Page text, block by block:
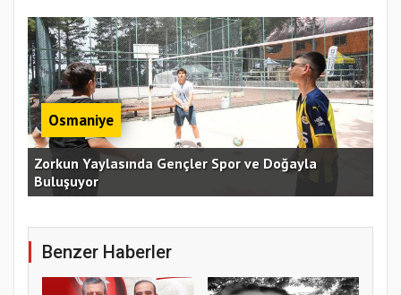
Osmaniye
Zorkun Yaylasında Gençler Spor ve Doğayla
Buluşuyor
Benzer Haberler